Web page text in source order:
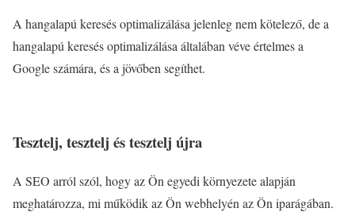
A hangalapú keresés optimalizálása jelenleg nem kötelező, de a
hangalapú keresés optimalizálása általában véve értelmes a
Google számára, és a jövőben segíthet.
Tesztelj, tesztelj és tesztelj újra
A SEO arról szól, hogy az Ön egyedi környezete alapján
meghatározza, mi működik az Ön webhelyén az Ön iparágában.